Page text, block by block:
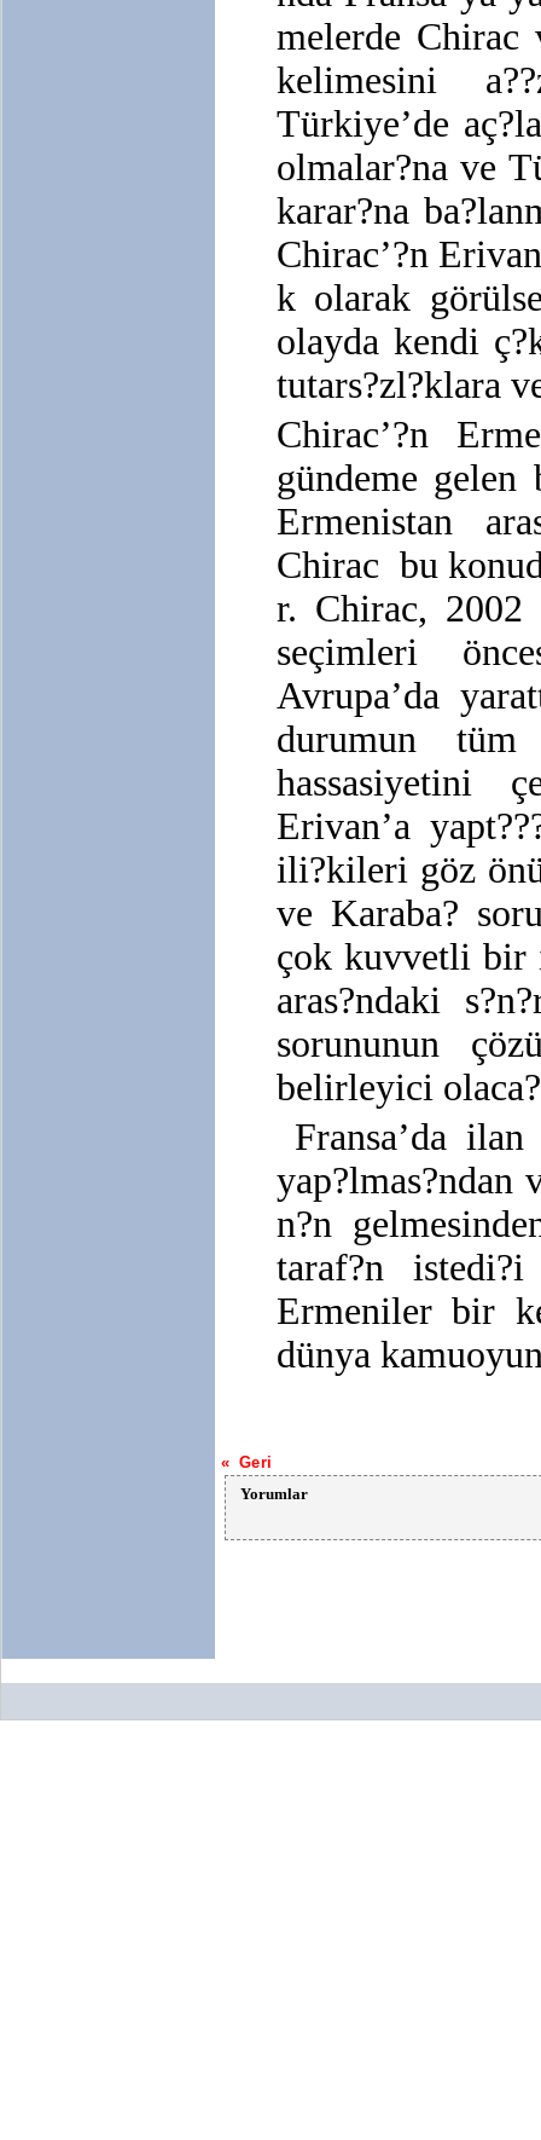
melerde Chirac
kelimesini
Türkiye’de
olmalar?na ve
karar?na
Chirac’?n
k olarak
olayda kendi
tutars?zl?klara
Chirac’?n
gündeme
Ermenistan
Chirac bu
r. Chirac, 2002
seçimleri
Avrupa’da
durumun tüm
hassasiyetini
Erivan’a
ili?kileri göz
ve Karaba?
çok kuvvetli bir
aras?ndaki
sorununun
belirleyici
Fransa’da
yap?lmas?ndan
n?n
taraf?n
Ermeniler bir
dünya
« Geri
Yorumlar